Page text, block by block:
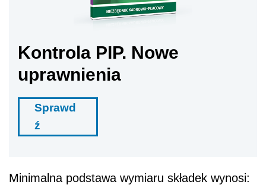
Kontrola PIP. Nowe
uprawnienia
Sprawd
ź
Minimalna podstawa wymiaru składek wynosi: